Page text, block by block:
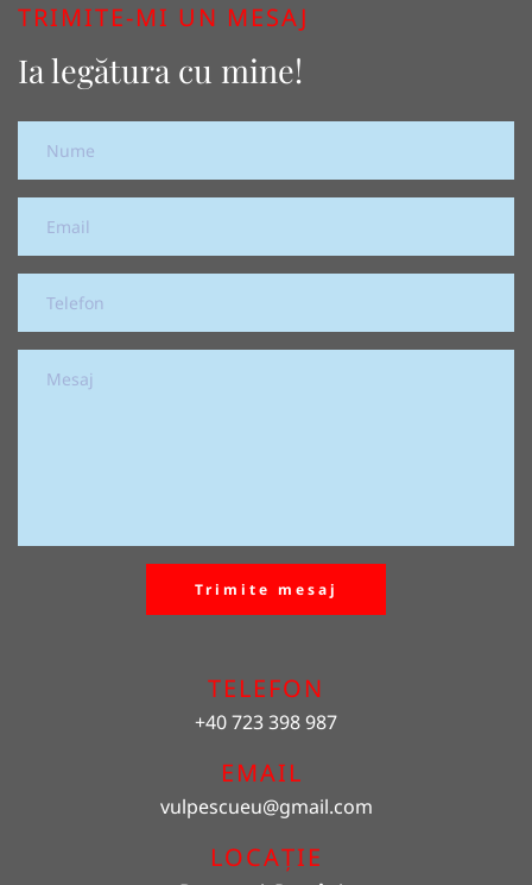
TRIMITE-MI UN MESAJ
Ia legătura cu mine!
Trimite mesaj
TELEFON
+40 723 398 987
EMAIL
vulpescueu@gmail.com
LOCAȚIE